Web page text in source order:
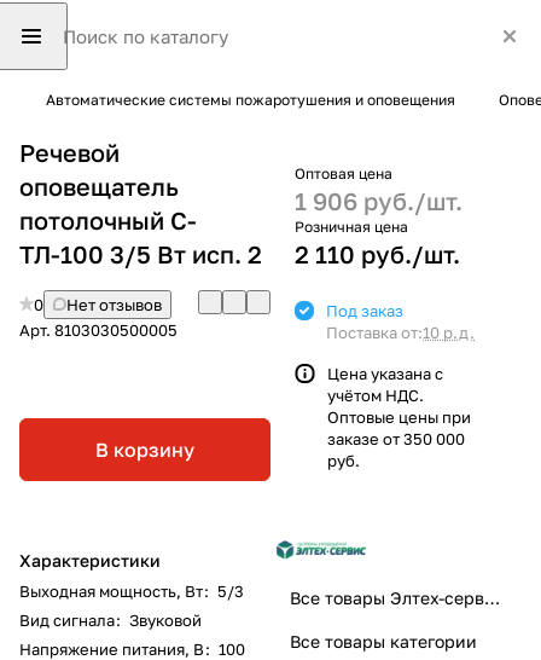
Автоматические системы пожаротушения и оповещения
Речевой
оповещатель
потолочный С-
ТЛ-100 3/5 Вт исп. 2
0
Нет отзывов
Арт. 8103030500005
В корзину
Характеристики
Выходная мощность, Вт: 5/3
Вид сигнала: Звуковой
Напряжение питания, В: 100
Оптовая цена
1 906 руб./шт.
Розничная цена
2 110 руб./шт.
Под заказ
Поставка от:10 р.д.
Цена указана с
учётом НДС.
Оптовые цены при
заказе от 350 000
руб.
Все товары Элтех-сервис
Все товары категории